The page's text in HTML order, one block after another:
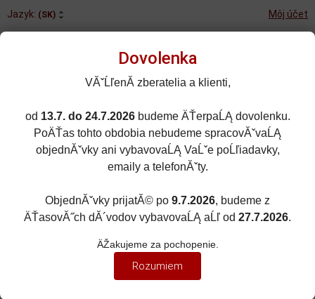
Jazyk: (SK) Môj účet
kusov
Rozšírené vyhľadávanie
Porovnané (0)
Obľúbené (0)
Dovolenka
VĂˇĹľenĂ­ zberatelia a klienti,
od 13.7. do 24.7.2026budeme ÄŤerpaĹĄ dovolenku.
PoÄŤas tohto obdobia nebudeme spracovĂˇvaĹĄ
objednĂˇvky ani vybavovaĹĄ VaĹˇe poĹľiadavky,
emaily a telefonĂˇty.
ObjednĂˇvky prijatĂ© po 9.7.2026, budeme z
ÄŤasovĂ˝ch dĂ´vodov vybavovaĹĄ aĹľ od 27.7.2026.
ÄŽakujeme za pochopenie.
Rozumiem